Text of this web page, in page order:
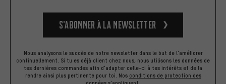
S’abonner à la newsletter
Nous analysons le succès de notre newsletter dans le but de l'améliorer
continuellement. Si tu es déjà client chez nous, nous utilisons les données de
tes dernières commandes afin d'adapter celle-ci à tes intérêts et de la
rendre ainsi plus pertinente pour toi. Nos conditions de protection des